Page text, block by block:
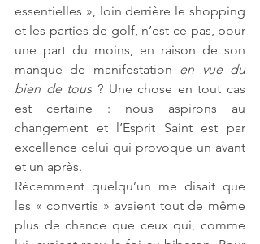
essentielles », loin derrière le shopping
et les parties de golf, n’est-ce pas, pour
une part du moins, en raison de son
manque de manifestation en vue du
bien de tous ? Une chose en tout cas
est certaine : nous aspirons au
changement et l’Esprit Saint est par
excellence celui qui provoque un avant
et un après.
Récemment quelqu’un me disait que
les « convertis » avaient tout de même
plus de chance que ceux qui, comme